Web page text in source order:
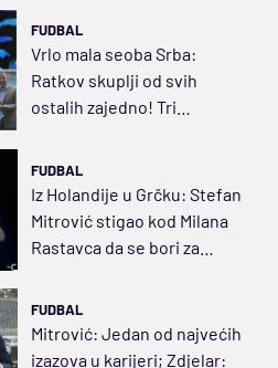
FUDBAL
Vrlo mala seoba Srba:
Ratkov skuplji od svih
ostalih zajedno! Tri
FUDBAL
Iz Holandije u Grčku: Stefan
Mitrović stigao kod Milana
Rastavca da se bori za
FUDBAL
Mitrović: Jedan od najvećih
izazova u karijeri; Zdjelar: